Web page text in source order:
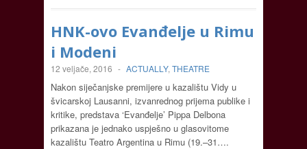
HNK-ovo Evanđelje u Rimu
i Modeni
12 veljače, 2016 - ACTUALLY, THEATRE
Nakon siječanjske premijere u kazalištu Vidy u
švicarskoj Lausanni, izvanrednog prijema publike i
kritike, predstava ‘Evanđelje’ Pippa Delbona
prikazana je jednako uspješno u glasovitome
kazalištu Teatro Argentina u Rimu (19.–31….